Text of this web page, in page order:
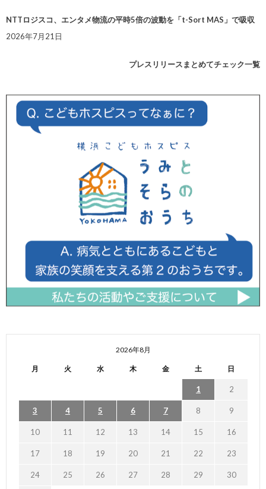
NTTロジスコ、エンタメ物流の平時5倍の波動を「t-Sort MAS」で吸収
2026年7月21日
プレスリリースまとめてチェック一覧
2026年8月
月 火 水 木 金 土 日
1 2
3 4 5 6 7 8 9
10 11 12 13 14 15 16
17 18 19 20 21 22 23
24 25 26 27 28 29 30